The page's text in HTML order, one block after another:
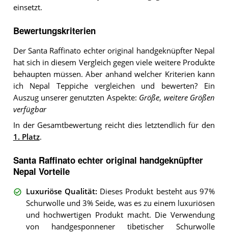
einsetzt.
Bewertungskriterien
Der Santa Raffinato echter original handgeknüpfter Nepal
hat sich in diesem Vergleich gegen viele weitere Produkte
behaupten müssen. Aber anhand welcher Kriterien kann
ich Nepal Teppiche vergleichen und bewerten? Ein
Auszug unserer genutzten Aspekte: Größe, weitere Größen
verfügbar
In der Gesamtbewertung reicht dies letztendlich für den
1. Platz.
Santa Raffinato echter original handgeknüpfter
Nepal Vorteile
Luxuriöse Qualität: Dieses Produkt besteht aus 97%
Schurwolle und 3% Seide, was es zu einem luxuriösen
und hochwertigen Produkt macht. Die Verwendung
von handgesponnener tibetischer Schurwolle